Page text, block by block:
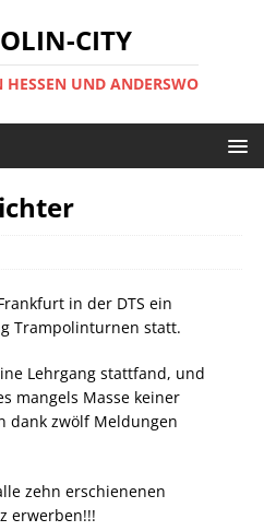
CITY
UND ANDERSWO
in der DTS ein
Trampolinturnen statt.
Lehrgang stattfand, und
mangels Masse keiner
dank zwölf Meldungen
zehn erschienenen
erwerben!!!